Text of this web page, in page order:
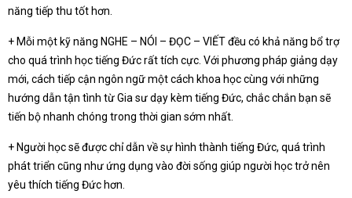
năng tiếp thu tốt hơn.
+ Mỗi một kỹ năng NGHE – NÓI – ĐỌC – VIẾT đều có khả năng bổ trợ
cho quá trình học tiếng Đức rất tích cực. Với phương pháp giảng dạy
mới, cách tiếp cận ngôn ngữ một cách khoa học cùng với những
hướng dẫn tận tình từ Gia sư dạy kèm tiếng Đức, chắc chắn bạn sẽ
tiến bộ nhanh chóng trong thời gian sớm nhất.
+ Người học sẽ được chỉ dẫn về sự hình thành tiếng Đức, quá trình
phát triển cũng như ứng dụng vào đời sống giúp người học trở nên
yêu thích tiếng Đức hơn.